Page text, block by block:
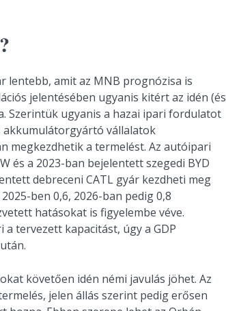
lentebb, amit az MNB prognózisa is
jelentésében ugyanis kitért az idén (és
Szerintük ugyanis a hazai ipari fordulatot
akkumulátorgyártó vállalatok
megkezdhetik a termelést. Az autóipari
és a 2023-ban bejelentett szegedi BYD
debreceni CATL gyár kezdheti meg
ben 0,6, 2026-ban pedig 0,8
hatásokat is figyelembe véve.
tervezett kapacitást, úgy a GDP
követően idén némi javulás jöhet. Az
jelen állás szerint pedig erősen